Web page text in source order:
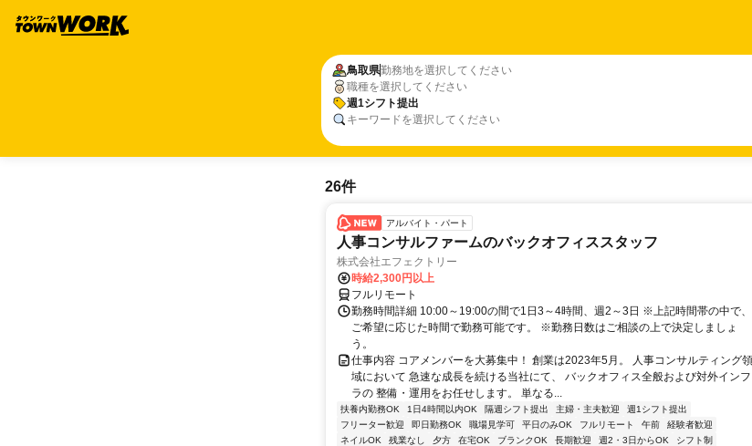
鳥取県勤務地を選択してください
職種を選択してください
週1シフト提出
キーワードを選択してください
26件
アルバイト・パート
人事コンサルファームのバックオフィススタッフ
株式会社エフェクトリー
時給2,300円以上
フルリモート
勤務時間詳細 10:00～19:00の間で1日3～4時間、週2～3日 ※上記時間帯の中で、
ご希望に応じた時間で勤務可能です。 ※勤務日数はご相談の上で決定しましょ
う。
仕事内容 コアメンバーを大募集中！ 創業は2023年5月。 人事コンサルティング領
域において 急速な成長を続ける当社にて、 バックオフィス全般および対外インフ
ラの 整備・運用をお任せします。 単なる...
扶養内勤務OK 1日4時間以内OK 隔週シフト提出 主婦・主夫歓迎
週1シフト提出
フリーター歓迎
即日勤務OK 職場見学可 平日のみOK フルリモート 午前
経験者歓迎
ネイルOK
残業なし 夕方 在宅OK ブランクOK 長期歓迎 週2・3日からOK シフト制